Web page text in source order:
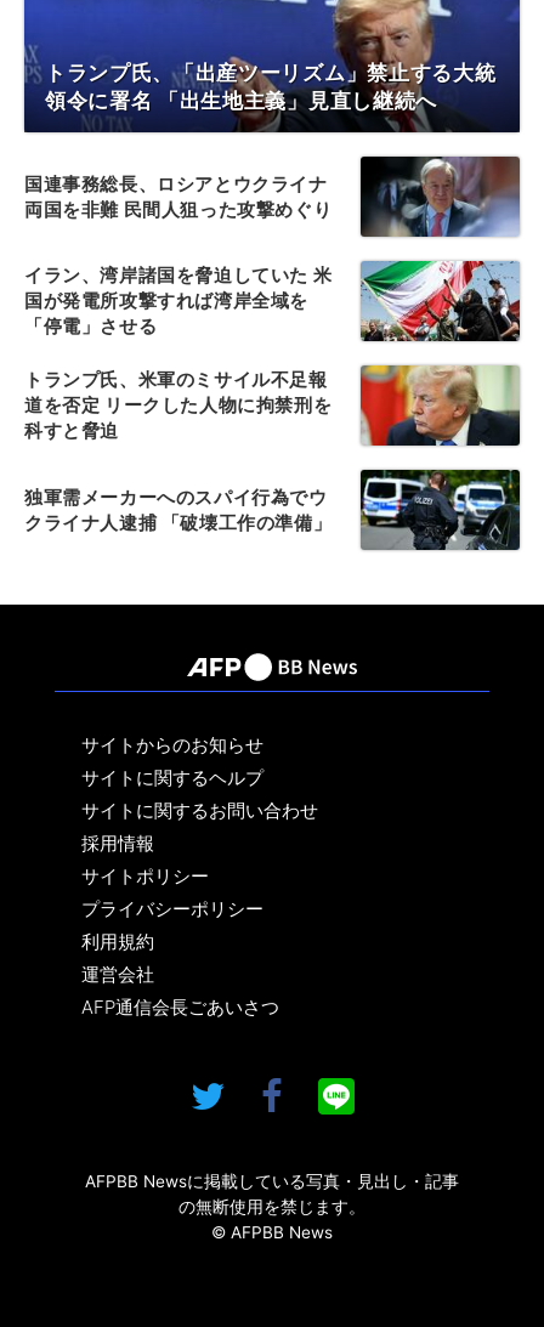
トランプ氏、「出産ツーリズム」禁止する大統
領令に署名 「出生地主義」見直し継続へ
国連事務総長、ロシアとウクライナ
両国を非難 民間人狙った攻撃めぐり
イラン、湾岸諸国を脅迫していた 米
国が発電所攻撃すれば湾岸全域を
「停電」させる
トランプ氏、米軍のミサイル不足報
道を否定 リークした人物に拘禁刑を
科すと脅迫
独軍需メーカーへのスパイ行為でウ
クライナ人逮捕 「破壊工作の準備」
サイトからのお知らせ
サイトに関するヘルプ
サイトに関するお問い合わせ
採用情報
サイトポリシー
プライバシーポリシー
利用規約
運営会社
AFP通信会長ごあいさつ
AFPBB Newsに掲載している写真・見出し・記事
の無断使用を禁じます。
© AFPBB News